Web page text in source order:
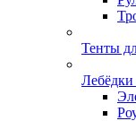
Тенты
Лебёдки